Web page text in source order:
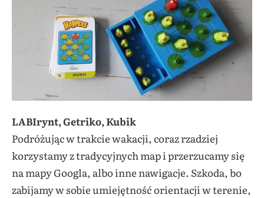
LABIrynt, Getriko, Kubik
Podróżując w trakcie wakacji, coraz rzadziej
korzystamy z tradycyjnych map i przerzucamy się
na mapy Googla, albo inne nawigacje. Szkoda, bo
zabijamy w sobie umiejętność orientacji w terenie,